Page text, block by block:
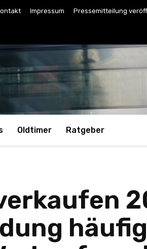
Impressum Pressemitteilung
Oldtimer Ratgeber